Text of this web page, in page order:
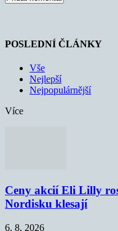
POSLEDNÍ ČLÁNKY
Vše
Nejlepší
Nejpopulárnější
Více
Ceny akcií Eli Lilly
Nordisku klesají
6. 8. 2026